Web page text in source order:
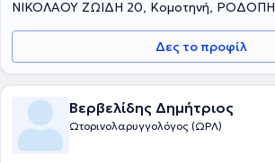
ΝΙΚΟΛΑΟΥ ΖΩΙΔΗ 20, Κομοτηνή, ΡΟΔΟΠΗ
Δες το προφίλ
Βερβελίδης Δημήτριος
Ωτορινολαρυγγολόγος (ΩΡΛ)